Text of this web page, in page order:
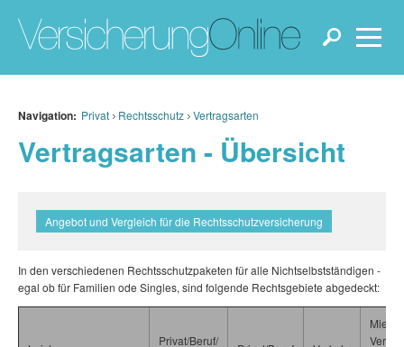
Navigation: Privat Rechtsschutz Vertragsarten
Vertragsarten - Übersicht
Angebot und Vergleich für die Rechtsschutzversicherung
In den verschiedenen Rechtsschutzpaketen für alle Nichtselbstständigen -
egal ob für Familien ode Singles, sind folgende Rechtsgebiete abgedeckt:
Privat/Beruf/
Mieter